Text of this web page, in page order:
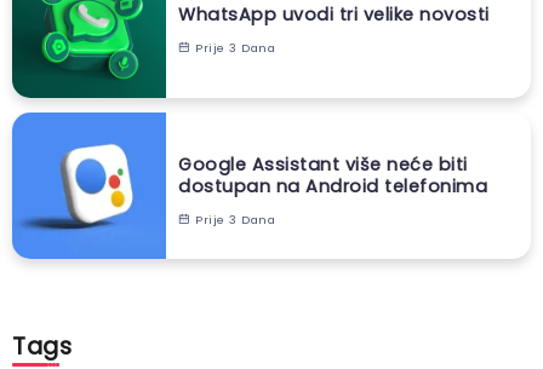
WhatsApp uvodi tri velike novosti
Prije 3 Dana
Google Assistant više neće biti
dostupan na Android telefonima
Prije 3 Dana
Tags